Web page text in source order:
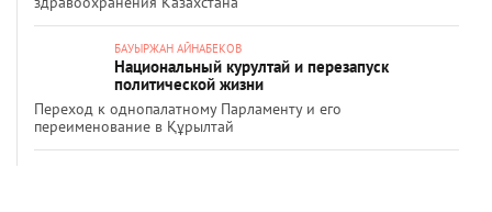
БАУЫРЖАН АЙНАБЕКОВ
Национальный курултай и перезапуск
политической жизни
Переход к однопалатному Парламенту и его
переименование в Құрылтай